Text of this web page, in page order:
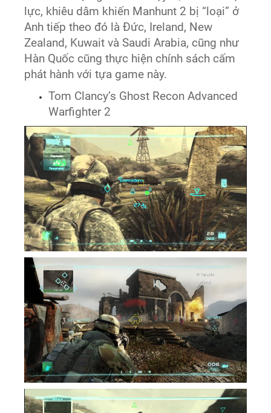
lực, khiêu dâm khiến Manhunt 2 bị “loại” ở
Anh tiếp theo đó là Đức, Ireland, New
Zealand, Kuwait và Saudi Arabia, cũng như
Hàn Quốc cũng thực hiện chính sách cấm
phát hành với tựa game này.
Tom Clancy’s Ghost Recon Advanced
Warfighter 2